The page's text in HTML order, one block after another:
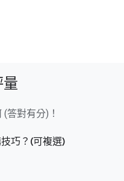
量
答對有分)！
巧？(可複選)